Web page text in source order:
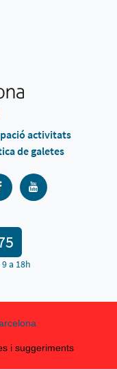
activitats
de galetes
a 18h
i suggeriments